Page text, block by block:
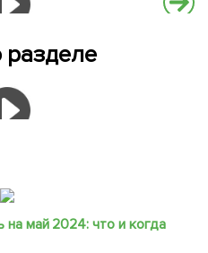
разделе
май 2024: что и когда